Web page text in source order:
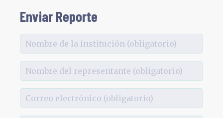
Enviar Reporte